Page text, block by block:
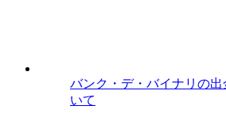
バンク・デ・バイナリの
いて